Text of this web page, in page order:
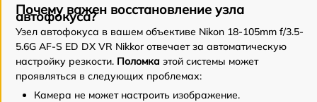
Почему важен восстановление узла
автофокуса?
Узел автофокуса в вашем объективе Nikon 18-105mm f/3.5-
5.6G AF-S ED DX VR Nikkor отвечает за автоматическую
настройку резкости. Поломка этой системы может
проявляться в следующих проблемах:
Камера не может настроить изображение.